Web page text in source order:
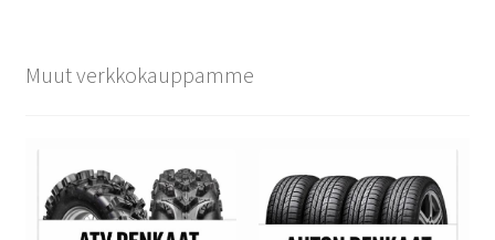
Muut verkkokauppamme